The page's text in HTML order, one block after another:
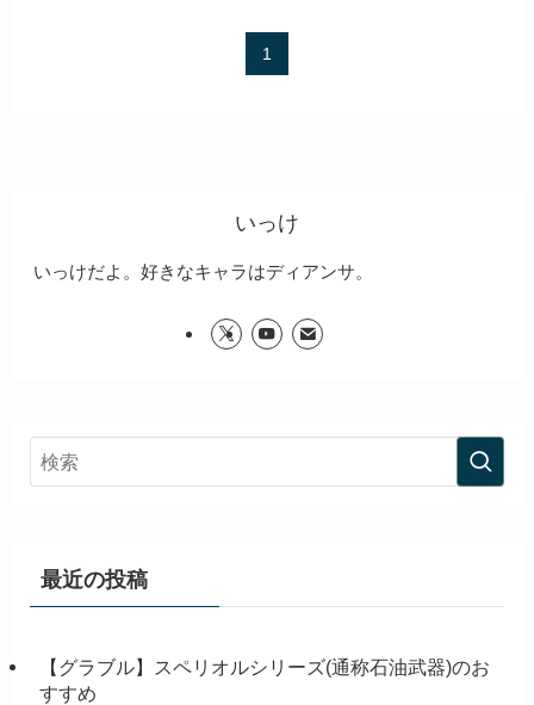
1
いっけ
いっけだよ。好きなキャラはディアンサ。
最近の投稿
【グラブル】スペリオルシリーズ(通称石油武器)のお
すすめ